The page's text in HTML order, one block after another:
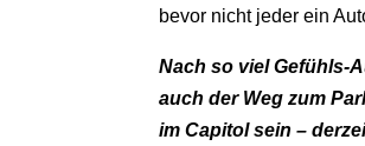
bevor nicht jeder ein
Nach so viel Gefühls-
auch der Weg zum
im Capitol sein –